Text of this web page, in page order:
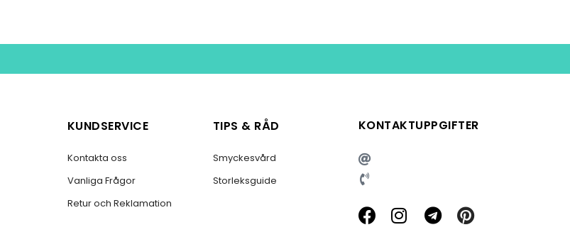
KUNDSERVICE
Kontakta oss
Vanliga Frågor
Retur och Reklamation
TIPS & RÅD
Smyckesvård
Storleksguide
KONTAKTUPPGIFTER